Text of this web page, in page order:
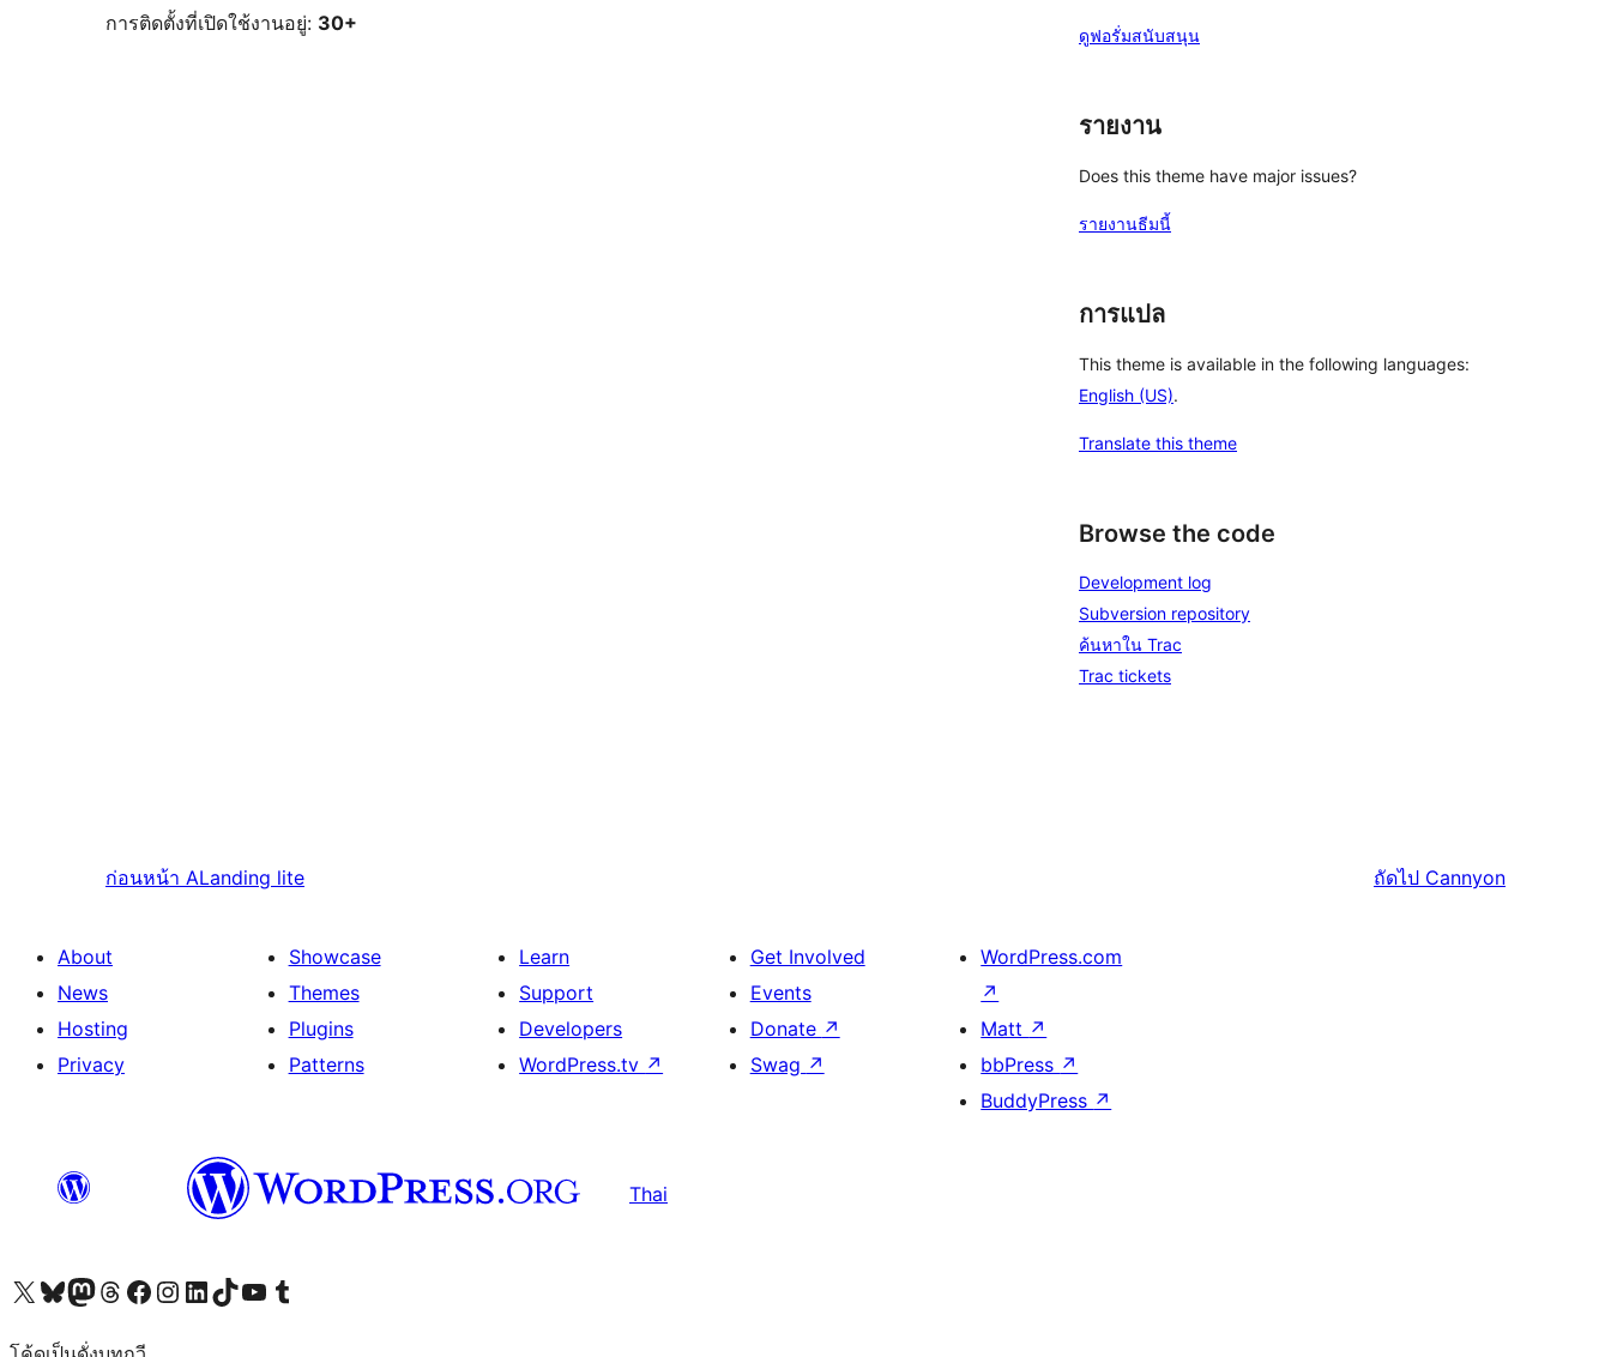
การติดตั้งที่เปิดใช้งานอยู่: 30+
ดูฟอรั่มสนับสนุน
รายงาน
Does this theme have major issues?
รายงานธีมนี้
การแปล
This theme is available in the following languages:
English (US).
Translate this theme
Browse the code
Development log
Subversion repository
ค้นหาใน Trac
Trac tickets
ก่อนหน้า ALanding lite ถัดไป Cannyon
About
News
Hosting
Privacy
Showcase
Themes
Plugins
Patterns
Learn
Support
Developers
WordPress.tv ↗
Get Involved
Events
Donate ↗
Swag ↗
WordPress.com
↗
Matt ↗
bbPress ↗
BuddyPress ↗
Thai
Visit our X (formerly Twitter) account
Visit our Bluesky account
Visit our Mastodon account
Visit our Threads account
Visit our Facebook page
Visit our Instagram account
Visit our LinkedIn account
Visit our TikTok account
Visit our YouTube channel
Visit our Tumblr account